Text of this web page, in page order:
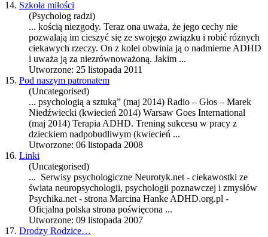
14. Szkoła miłości
(Psycholog radzi)
... kością niezgody. Teraz ona uważa, że jego cechy nie
pozwalają im cieszyć się ze swojego związku i robić różnych
ciekawych rzeczy. On z kolei obwinia ją o nadmierne ADHD
i uważa ją za niezrównoważoną. Jakim ...
Utworzone: 25 listopada 2011
15. Pod naszym patronatem
(Uncategorised)
... psychologią a sztuką” (maj 2014) Radio – Głos – Marek
Niedźwiecki (kwiecień 2014) Warsaw Goes International
(maj 2014) Terapia ADHD. Trening sukcesu w pracy z
dzieckiem nadpobudliwym (kwiecień ...
Utworzone: 06 listopada 2008
16. Linki
(Uncategorised)
... Serwisy psychologiczne Neurotyk.net - ciekawostki ze
świata neuropsychologii, psychologii poznawczej i zmysłów
Psychika.net - strona Marcina Hanke ADHD.org.pl -
Oficjalna polska strona poświęcona ...
Utworzone: 09 listopada 2007
17. Drodzy Rodzice…